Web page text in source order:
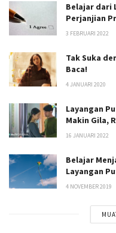
Belajar dari
Perjanjian
3 FEBRUARI 2022
Tak Suka
Baca!
4 JANUARI 2020
Layangan
Makin Gila,
16 JANUARI 2022
Belajar
Layangan
4 NOVEMBER 2019